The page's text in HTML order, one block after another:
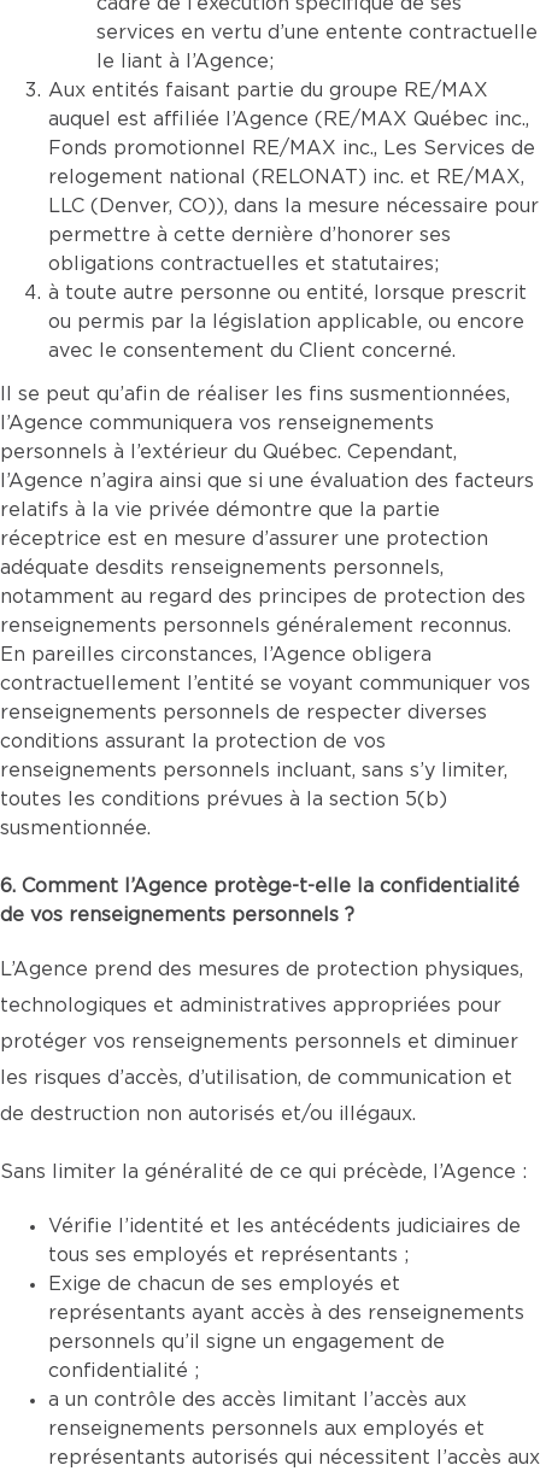
services en vertu d’une entente contractuelle
le liant à l’Agence;
Aux entités faisant partie du groupe RE/MAX
auquel est affiliée l’Agence (RE/MAX Québec inc.,
Fonds promotionnel RE/MAX inc., Les Services de
relogement national (RELONAT) inc. et RE/MAX,
LLC (Denver, CO)), dans la mesure nécessaire pour
permettre à cette dernière d’honorer ses
obligations contractuelles et statutaires;
à toute autre personne ou entité, lorsque prescrit
ou permis par la législation applicable, ou encore
avec le consentement du Client concerné.
Il se peut qu’afin de réaliser les fins susmentionnées,
l’Agence communiquera vos renseignements
personnels à l’extérieur du Québec. Cependant,
l’Agence n’agira ainsi que si une évaluation des facteurs
relatifs à la vie privée démontre que la partie
réceptrice est en mesure d’assurer une protection
adéquate desdits renseignements personnels,
notamment au regard des principes de protection des
renseignements personnels généralement reconnus.
En pareilles circonstances, l’Agence obligera
contractuellement l’entité se voyant communiquer vos
renseignements personnels de respecter diverses
conditions assurant la protection de vos
renseignements personnels incluant, sans s’y limiter,
toutes les conditions prévues à la section 5(b)
susmentionnée.
6. Comment l’Agence protège-t-elle la confidentialité
de vos renseignements personnels ?
L’Agence prend des mesures de protection physiques,
technologiques et administratives appropriées pour
protéger vos renseignements personnels et diminuer
les risques d’accès, d’utilisation, de communication et
de destruction non autorisés et/ou illégaux.
Sans limiter la généralité de ce qui précède, l’Agence :
Vérifie l’identité et les antécédents judiciaires de
tous ses employés et représentants ;
Exige de chacun de ses employés et
représentants ayant accès à des renseignements
personnels qu’il signe un engagement de
confidentialité ;
a un contrôle des accès limitant l’accès aux
renseignements personnels aux employés et
représentants autorisés qui nécessitent l’accès aux